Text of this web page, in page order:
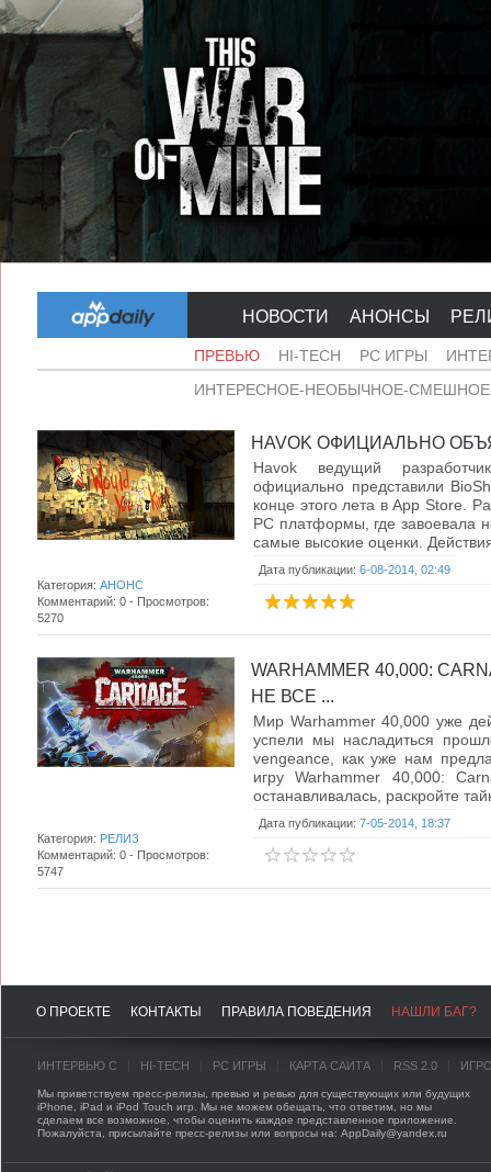
НОВОСТИ АНОНСЫ
ПРЕВЬЮ HI-TECH PC ИГРЫ
ИНТЕРЕСНОЕ-НЕОБЫЧНОЕ-
HAVOK ОФИЦИАЛЬНО
Havok ведущий
официально представили
конце этого лета в App Store.
PC платформы, где завоевала
самые высокие оценки.
Дата публикации: 6-08-2014, 02:49
Категория: АНОНС
Комментарий: 0 - Просмотров:
5270
WARHAMMER 40,000:
НЕ ВСЕ ...
Мир Warhammer 40,000 уже
успели мы насладиться
vengeance, как уже нам
игру Warhammer 40,000:
останавливалась, раскройте
Дата публикации: 7-05-2014, 18:37
Категория: РЕЛИЗ
Комментарий: 0 - Просмотров:
5747
О ПРОЕКТЕ КОНТАКТЫ ПРАВИЛА ПОВЕДЕНИЯ НАШЛИ БАГ?
ИНТЕРВЬЮ С HI-TECH PC ИГРЫ КАРТА САЙТА RSS 2.0
Мы приветствуем пресс-релизы, превью и ревью для существующих или будущих
iPhone, iPad и iPod Touch игр. Мы не можем обещать, что ответим, но мы
сделаем все возможное, чтобы оценить каждое представленное приложение.
Пожалуйста, присылайте пресс-релизы или вопросы на: AppDaily@yandex.ru